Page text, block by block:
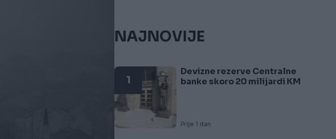
NAJNOVIJE
1
Devizne rezerve Centralne
banke skoro 20 milijardi KM
Prije 1 dan